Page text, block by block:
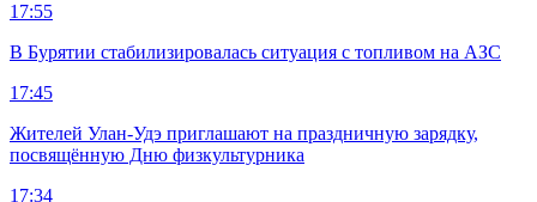
17:55
В Бурятии стабилизировалась ситуация с топливом на АЗС
17:45
Жителей Улан-Удэ приглашают на праздничную зарядку,
посвящённую Дню физкультурника
17:34